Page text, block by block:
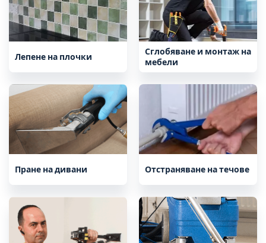
Лепене на плочки
Сглобяване и монтаж на
мебели
Пране на дивани Отстраняване на течове